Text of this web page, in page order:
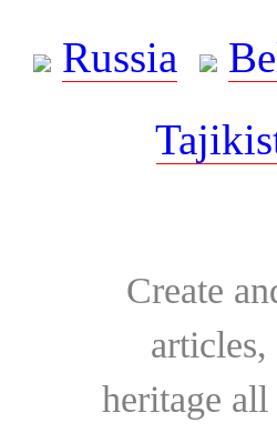
Russia
Create
heritage